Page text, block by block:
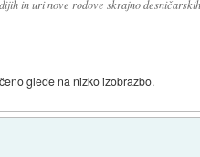
in uri nove rodove skrajno
glede na nizko izobrazbo.